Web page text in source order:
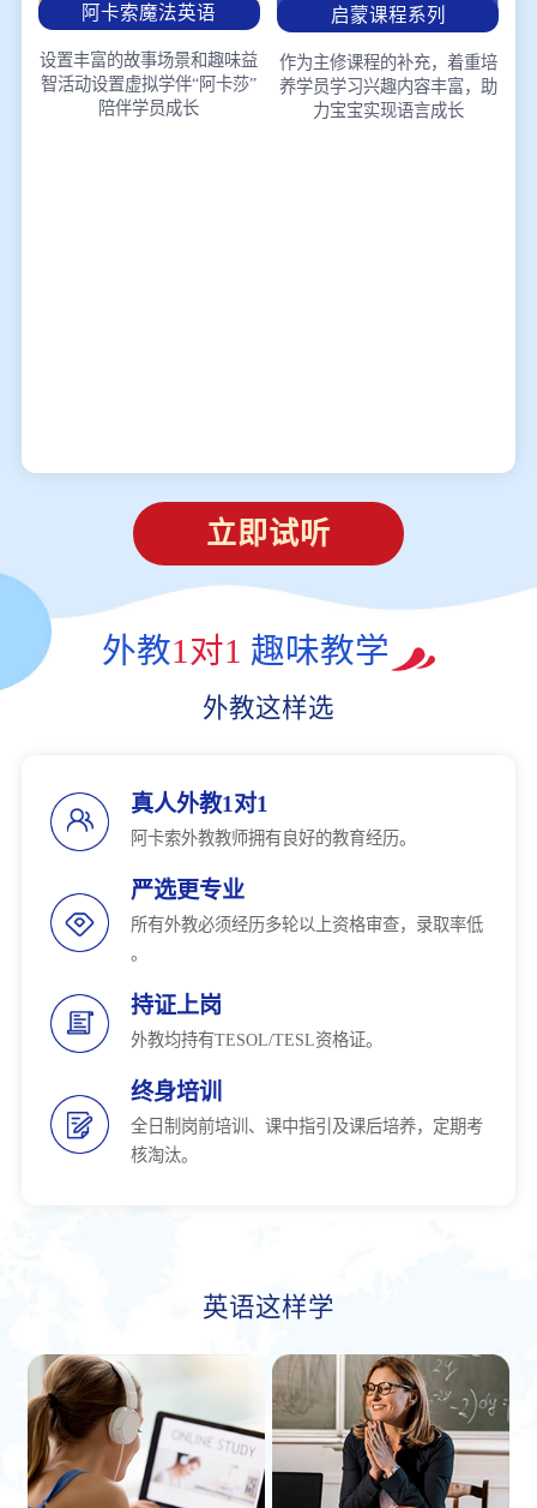
阿卡索魔法英语
设置丰富的故事场景和趣味益
智活动设置虚拟学伴“阿卡莎”
陪伴学员成长
启蒙课程系列
作为主修课程的补充，着重培
养学员学习兴趣内容丰富，助
力宝宝实现语言成长
立即试听
外教1对1 趣味教学
外教这样选
真人外教1对1
阿卡索外教教师拥有良好的教育经历。
严选更专业
所有外教必须经历多轮以上资格审查，录取率低
。
持证上岗
外教均持有TESOL/TESL资格证。
终身培训
全日制岗前培训、课中指引及课后培养，定期考
核淘汰。
英语这样学